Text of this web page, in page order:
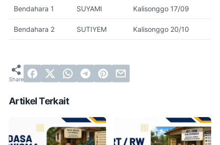
Bendahara 1 SUYAMI Kalisonggo 17/09
Bendahara 2 SUTIYEM Kalisonggo 20/10
Artikel Terkait